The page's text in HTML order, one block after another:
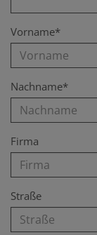
Vorname*
Nachname*
Firma
Straße